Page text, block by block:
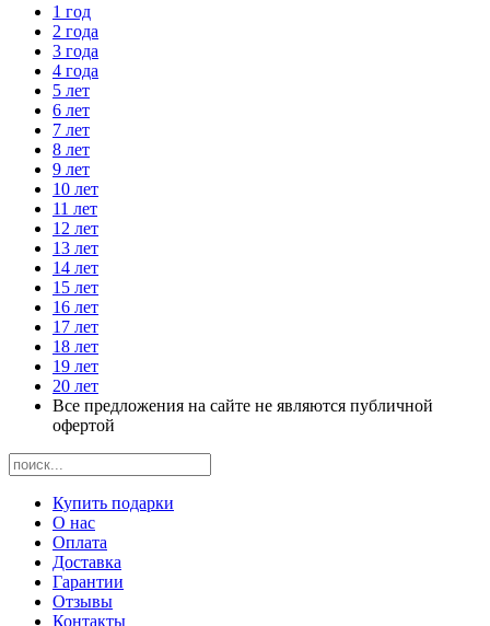
1 год
2 года
3 года
4 года
5 лет
6 лет
7 лет
8 лет
9 лет
10 лет
11 лет
12 лет
13 лет
14 лет
15 лет
16 лет
17 лет
18 лет
19 лет
20 лет
Все предложения на сайте не являются публичной
офертой
Купить подарки
О нас
Оплата
Доставка
Гарантии
Отзывы
Контакты